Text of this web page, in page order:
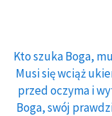
Kto szuka Boga,
Musi się wciąż
przed oczyma i
Boga, swój